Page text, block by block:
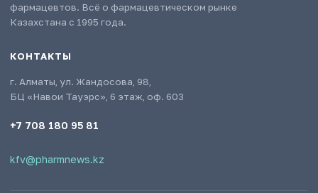
фармацевтов. Всё о фармацевтическом рынке
Казахстана с 1995 года.
КОНТАКТЫ
г. Алматы, ул. Жандосова, 98,
БЦ «Навои Тауэрс», 6 этаж, оф. 603
+7 708 180 95 81
kfv@pharmnews.kz